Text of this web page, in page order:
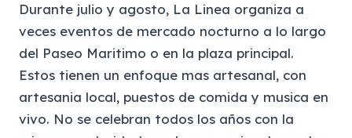
Durante julio y agosto, La Linea organiza a
veces eventos de mercado nocturno a lo largo
del Paseo Maritimo o en la plaza principal.
Estos tienen un enfoque mas artesanal, con
artesania local, puestos de comida y musica en
vivo. No se celebran todos los años con la